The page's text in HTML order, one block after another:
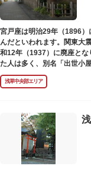
宮戸座は明治29年（1896
んだといわれます。関東大
和12年（1937）に廃座とな
た人は多く、別名「出世小
年（1978）に建てられまし
浅草中央部エリア